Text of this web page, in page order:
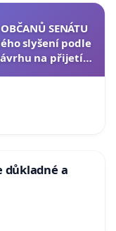
SENÁTU
slyšení podle
na přijetí
důkladné a